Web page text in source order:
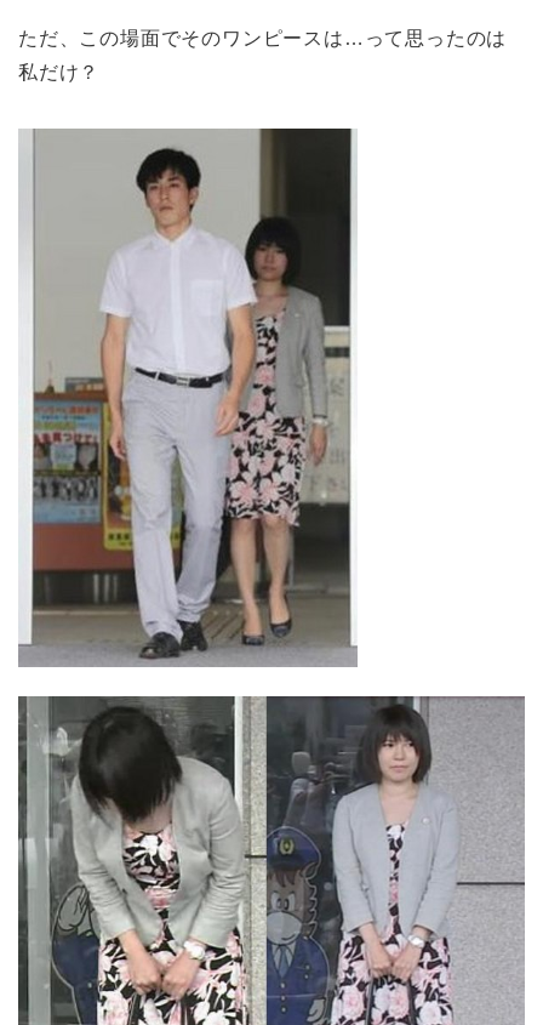
ただ、この場面でそのワンピースは…って思ったのは
私だけ？